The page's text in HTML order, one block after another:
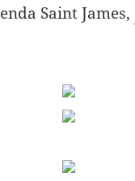
Saint James,